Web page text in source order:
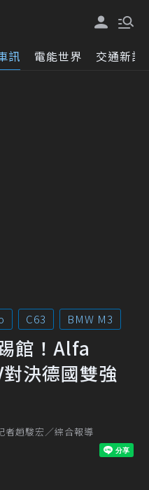
訊 電能世界 交通新訊
C63 BMW M3
館！Alfa
決德國雙強
者趙駿宏／綜合報導